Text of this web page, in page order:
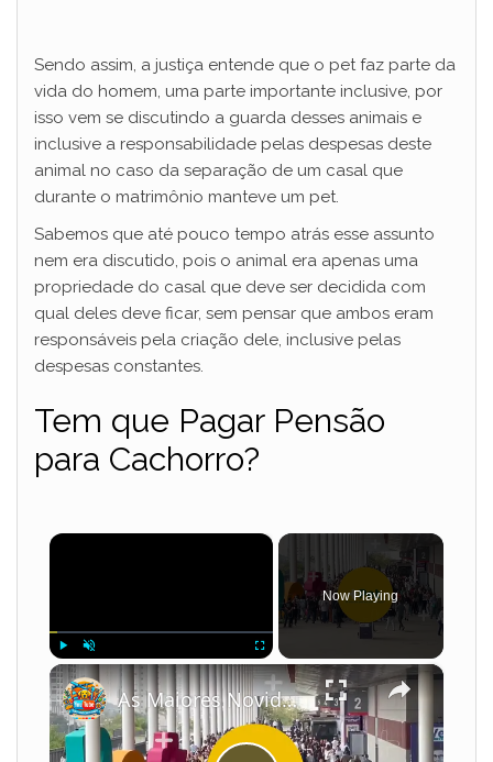
Sendo assim, a justiça entende que o pet faz parte da
vida do homem, uma parte importante inclusive, por
isso vem se discutindo a guarda desses animais e
inclusive a responsabilidade pelas despesas deste
animal no caso da separação de um casal que
durante o matrimônio manteve um pet.
Sabemos que até pouco tempo atrás esse assunto
nem era discutido, pois o animal era apenas uma
propriedade do casal que deve ser decidida com
qual deles deve ficar, sem pensar que ambos eram
responsáveis pela criação dele, inclusive pelas
despesas constantes.
Tem que Pagar Pensão
para Cachorro?
×
Play Fullscreen
Now Playing
×
As Maiores Novidades do Mercado Pet em 2025: Descubra as Tendências!